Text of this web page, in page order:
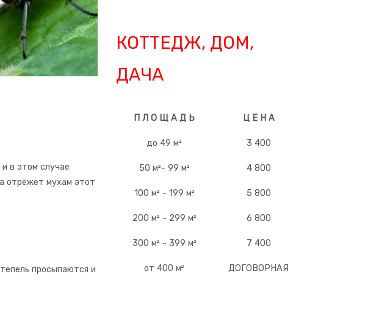
в этом случае
отрежет мухам этот
просыпаются и
КОТТЕДЖ, ДОМ,
ДАЧА
П Л О Щ А Д Ь Ц Е Н А
до 49 м² 3 400
50 м²- 99 м² 4 800
100 м² - 199 м² 5 800
200 м² - 299 м² 6 800
300 м² - 399 м² 7 400
от 400 м² ДОГОВОРНАЯ